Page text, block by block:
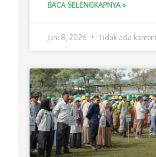
BACA SELENGKAPNYA »
Juni 8, 2026 Tidak ada